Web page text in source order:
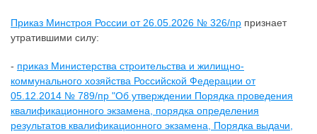
Приказ Минстроя России от 26.05.2026 № 326/пр признает
утратившими силу:
- приказ Министерства строительства и жилищно-
коммунального хозяйства Российской Федерации от
05.12.2014 № 789/пр "Об утверждении Порядка проведения
квалификационного экзамена, порядка определения
результатов квалификационного экзамена, Порядка выдачи,